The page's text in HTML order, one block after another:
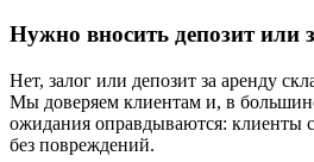
Нужно вносить депозит или
Нет, залог или депозит за аренду
Мы доверяем клиентам и, в
ожидания оправдываются: клиенты
без повреждений.